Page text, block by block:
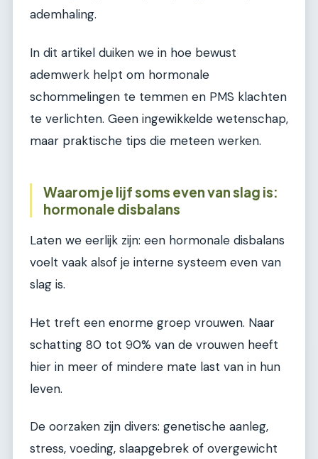
ademhaling.
In dit artikel duiken we in hoe bewust
ademwerk helpt om hormonale
schommelingen te temmen en PMS klachten
te verlichten. Geen ingewikkelde wetenschap,
maar praktische tips die meteen werken.
Waarom je lijf soms even van slag is:
hormonale disbalans
Laten we eerlijk zijn: een hormonale disbalans
voelt vaak alsof je interne systeem even van
slag is.
Het treft een enorme groep vrouwen. Naar
schatting 80 tot 90% van de vrouwen heeft
hier in meer of mindere mate last van in hun
leven.
De oorzaken zijn divers: genetische aanleg,
stress, voeding, slaapgebrek of overgewicht